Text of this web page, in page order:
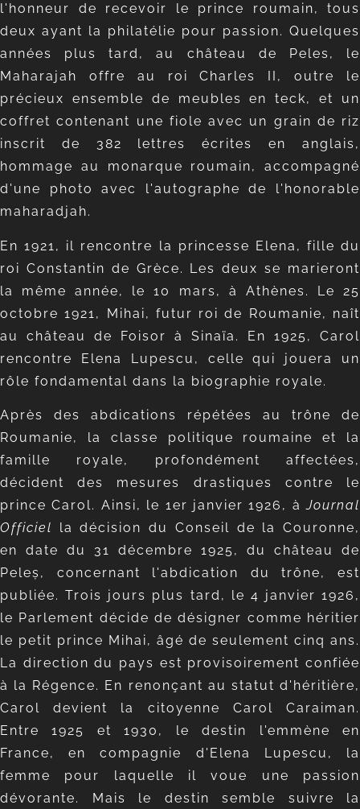
l'honneur de recevoir le prince roumain, tous
deux ayant la philatélie pour passion. Quelques
années plus tard, au château de Peles, le
Maharajah offre au roi Charles II, outre le
précieux ensemble de meubles en teck, et un
coffret contenant une fiole avec un grain de riz
inscrit de 382 lettres écrites en anglais,
hommage au monarque roumain, accompagné
d'une photo avec l'autographe de l'honorable
maharadjah.
En 1921, il rencontre la princesse Elena, fille du
roi Constantin de Grèce. Les deux se marieront
la même année, le 10 mars, à Athènes. Le 25
octobre 1921, Mihai, futur roi de Roumanie, naît
au château de Foisor à Sinaïa. En 1925, Carol
rencontre Elena Lupescu, celle qui jouera un
rôle fondamental dans la biographie royale.
Après des abdications répétées au trône de
Roumanie, la classe politique roumaine et la
famille royale, profondément affectées,
décident des mesures drastiques contre le
prince Carol. Ainsi, le 1er janvier 1926, àJournal
Officiel
la décision du Conseil de la Couronne,
en date du 31 décembre 1925, du château de
Peleș, concernant l'abdication du trône, est
publiée. Trois jours plus tard, le 4 janvier 1926,
le Parlement décide de désigner comme héritier
le petit prince Mihai, âgé de seulement cinq ans.
La direction du pays est provisoirement confiée
à la Régence. En renonçant au statut d'héritière,
Carol devient la citoyenne Carol Caraiman.
Entre 1925 et 1930, le destin l'emmène en
France, en compagnie d'Elena Lupescu, la
femme pour laquelle il voue une passion
dévorante. Mais le destin semble suivre la